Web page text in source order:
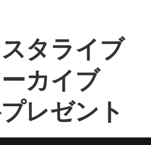
タライブ
カイブ
レゼント